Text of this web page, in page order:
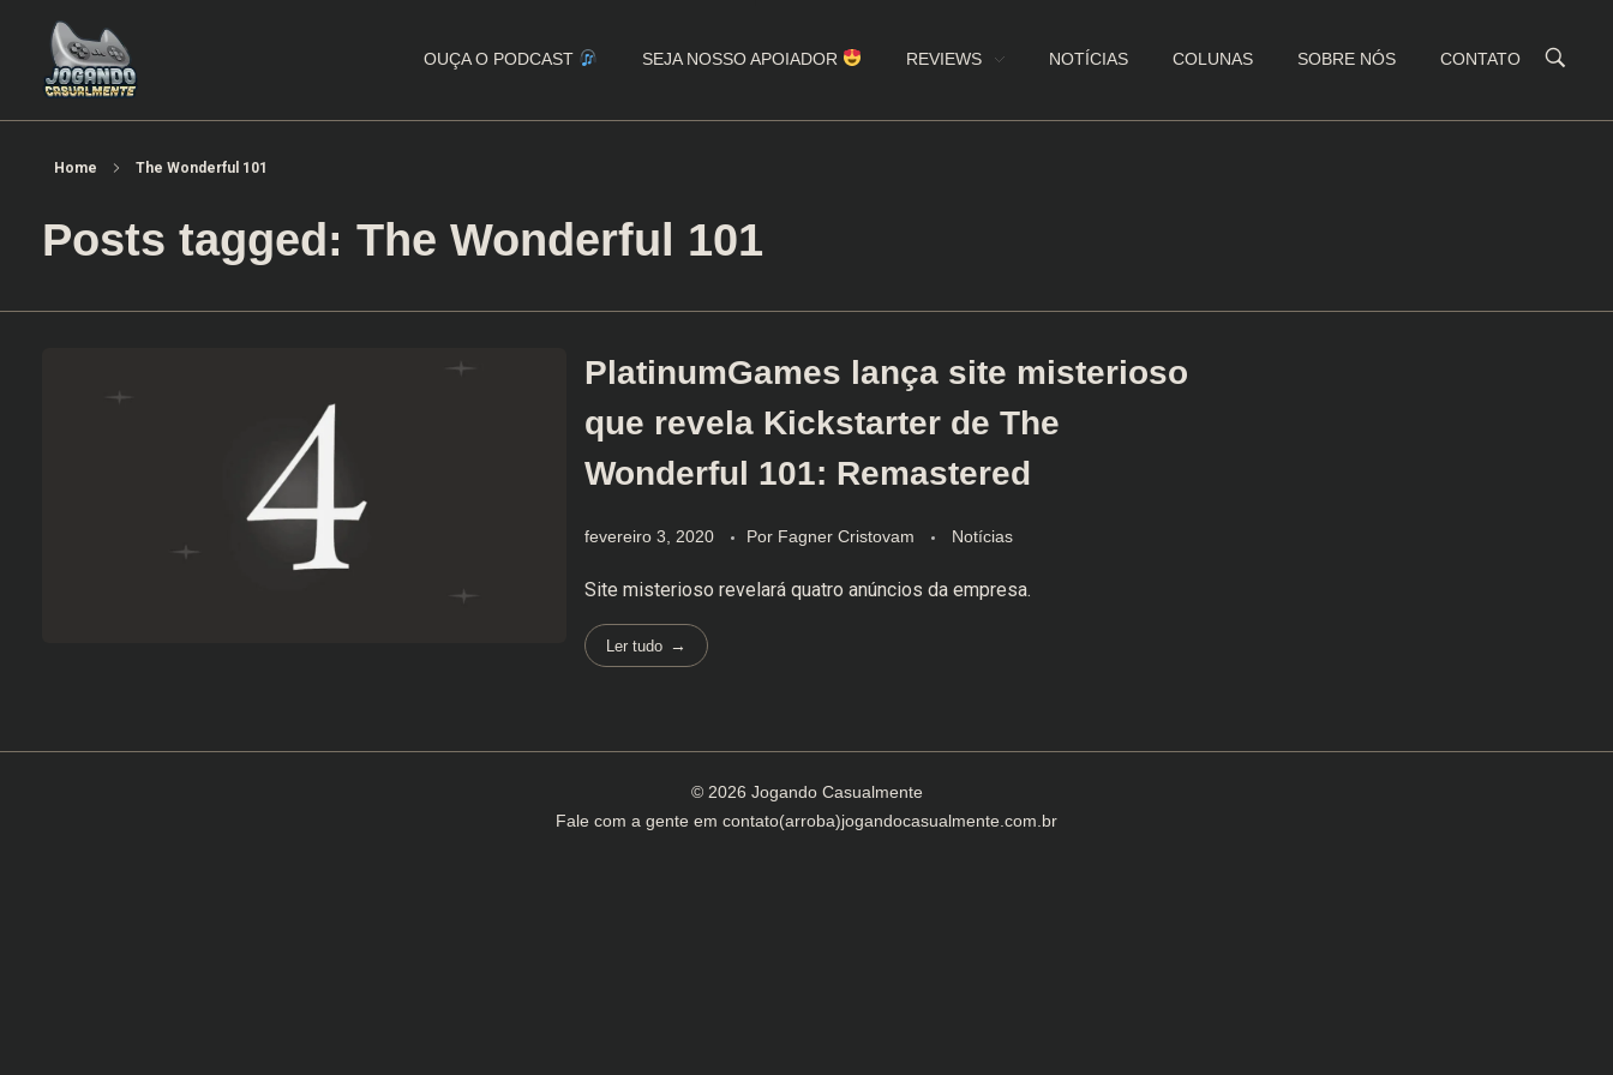
OUÇA O PODCAST SEJA NOSSO APOIADOR REVIEWS NOTÍCIAS COLUNAS SOBRE NÓS CONTATO
Home The Wonderful 101
Posts tagged: The Wonderful 101
PlatinumGames lança site misterioso
que revela Kickstarter de The
Wonderful 101: Remastered
fevereiro 3, 2020 Por Fagner Cristovam Notícias
Site misterioso revelará quatro anúncios da empresa.
Ler tudo
© 2026 Jogando Casualmente
Fale com a gente em contato(arroba)jogandocasualmente.com.br